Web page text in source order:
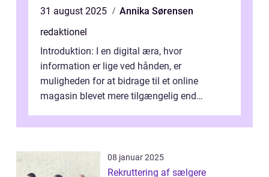
31 august 2025
Annika Sørensen
redaktionel
Introduktion: I en digital æra, hvor
information er lige ved hånden, er
muligheden for at bidrage til et online
magasin blevet mere tilgængelig end
magas...
08 januar 2025
Rekruttering af sælgere